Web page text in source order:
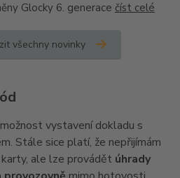
Glocky 6. generace číst celé
všechny novinky
vystavení dokladu s
Stále sice platí, že nepřijímám
ale lze provádět úhrady